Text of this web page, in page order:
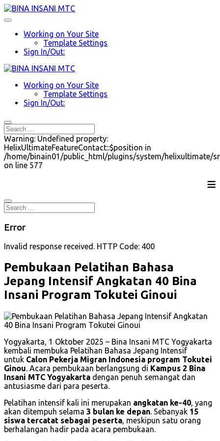
Working on Your Site
Template Settings
Sign In/Out:
Working on Your Site
Template Settings
Sign In/Out:
Warning: Undefined property:
HelixUltimateFeatureContact::$position in
/home/binain01/public_html/plugins/system/helixultimate/
on line 577
≡
Error
Invalid response received. HTTP Code: 400
Pembukaan Pelatihan Bahasa
Jepang Intensif Angkatan 40 Bina
Insani Program Tokutei Ginoui
Yogyakarta, 1 Oktober 2025 – Bina Insani MTC Yogyakarta
kembali membuka Pelatihan Bahasa Jepang Intensif
untuk Calon Pekerja Migran Indonesia program Tokutei
Ginou. Acara pembukaan berlangsung di Kampus 2 Bina
Insani MTC Yogyakarta dengan penuh semangat dan
antusiasme dari para peserta.
Pelatihan intensif kali ini merupakan angkatan ke-40, yang
akan ditempuh selama 3 bulan ke depan. Sebanyak 15
siswa tercatat sebagai peserta, meskipun satu orang
berhalangan hadir pada acara pembukaan.